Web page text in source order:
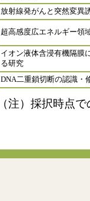
放射線発がんと突然変異
超高感度広エネルギー領
イオン液体含浸有機隔膜
る研究
DNA二重鎖切断の認識・
（注）採択時点